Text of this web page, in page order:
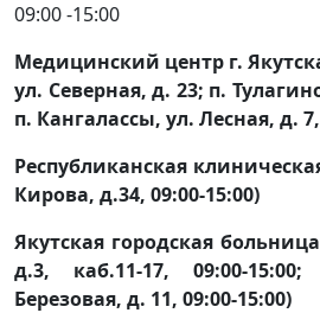
09:00 -15:00
Медицинский центр г.
ул. Северная, д. 23; п.
п. Кангалассы, ул. Лесная, д.
Республиканская
Кирова, д.34, 09:00-15:00)
Якутская городская
д.3, каб.11-17, 09:00-
Березовая, д. 11, 09:00-15:00)